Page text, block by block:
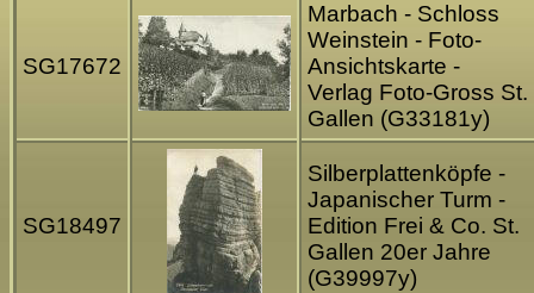
SG17672
Marbach - Schloss
Weinstein - Foto-
Ansichtskarte -
Verlag Foto-Gross St.
Gallen (G33181y)
SG18497
Silberplattenköpfe -
Japanischer Turm -
Edition Frei & Co. St.
Gallen 20er Jahre
(G39997y)